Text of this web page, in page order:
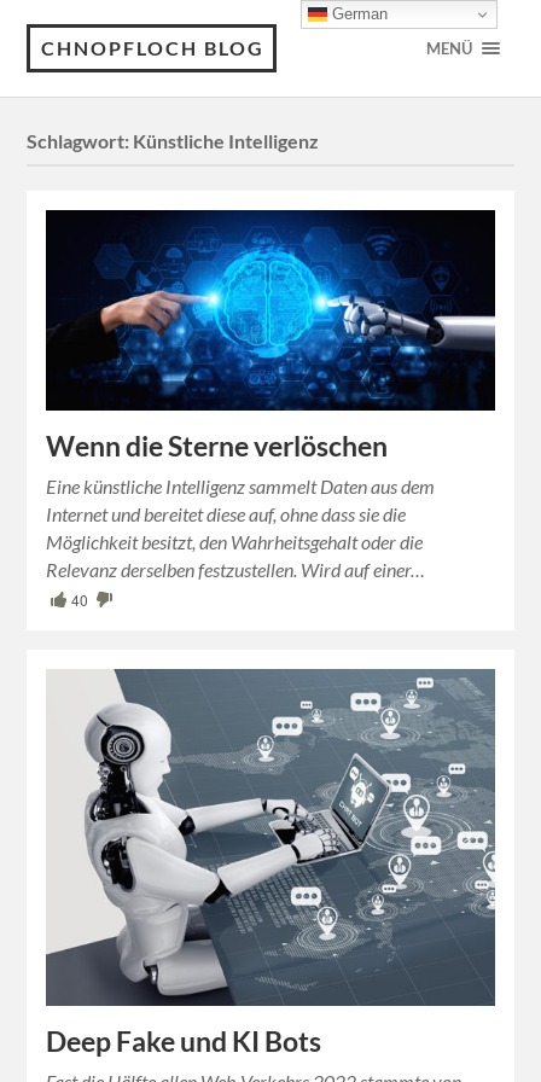
CHNOPFLOCH BLOG MENÜ
Schlagwort: Künstliche Intelligenz
Wenn die Sterne verlöschen
Eine künstliche Intelligenz sammelt Daten aus dem
Internet und bereitet diese auf, ohne dass sie die
Möglichkeit besitzt, den Wahrheitsgehalt oder die
Relevanz derselben festzustellen. Wird auf einer…
40
Deep Fake und KI Bots
German